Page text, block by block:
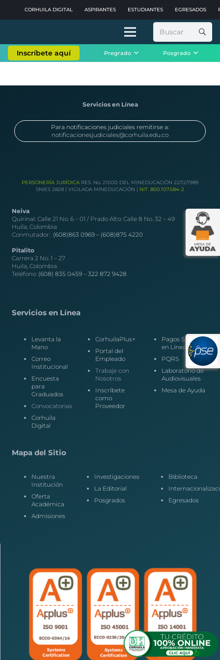
CORHUILA DIGITAL ASPIRANTES ESTUDIANTES EGRESADOS
Buscar:
Inscríbete aquí Pregrado Posgrado
Servicios en Línea
Para notificaciones judiciales remitirse a:
notificacionesjudiciales@corhuila.edu.co
PERSONERÍA JURÍDICA RES. No. 21000 DEL MINEDUCACIÓN 22/12/1989
SNIES 2828 | VIGILADA MINEDUCACIÓN | NIT. 800.107.584-2
Neiva
Quirinal: Calle 21 No. 6 – 01 / Prado Alto: Calle 8 No. 32 – 49
Huila, Colombia
Conmutador: (608)863 0969 – (608)875 4220
Pitalito
Carrera 2 No. 1 – 27
Huila, Colombia
Teléfono: (608) 835 0459 – 322 872 9428
Servicios en Línea
Levanta la
Mano
Correo
Institucional
Encuesta
para
Graduados
Convocatorias
Corhuila
Digital
CorhuilaPlus+
Portal del
Empleado
Trabaje con
Nosotros
Inscríbete
como
Proveedor
Pagos Seguros
en Línea
PQRS
Laboratorio de
Audiovisuales
Mesa de Ayuda
Mapa del Sitio
Nuestra
Institución
Oferta
Académica
Admisiones
Investigaciones
La Editorial
Posgrados
Biblioteca
Egresados